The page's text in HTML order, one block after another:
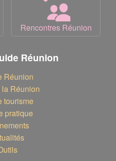
Rencontres Réunion
Réunion
Réunion
Réunion
tourisme
pratique